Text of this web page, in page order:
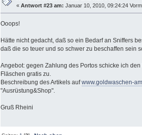
«Antwort #23 am: Januar 10, 2010, 09:24:24
Ooops!
Hätte nicht gedacht, daß so ein Bedarf an Sniffers
daß die so teuer und so schwer zu beschaffen sein
Angebot: gegen Zahlung des Portos schicke ich
Fläschen gratis zu.
Beschreibung des Artikels aufwww.goldwaschen-
"Ausrüstung&Shop".
Gruß Rheini